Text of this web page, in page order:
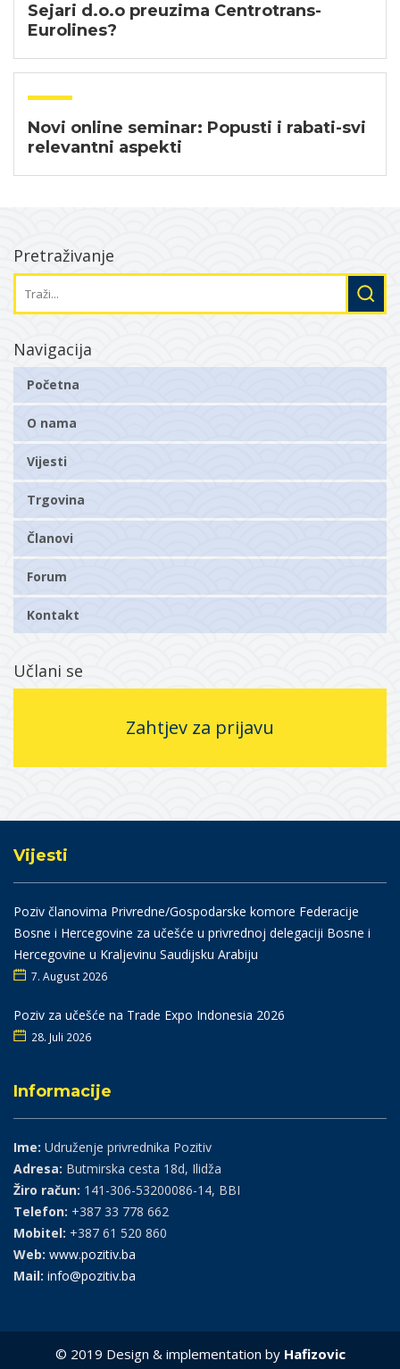
Sejari d.o.o preuzima Centrotrans-
Eurolines?
Novi online seminar: Popusti i rabati-svi
relevantni aspekti
Pretraživanje
Navigacija
Početna
O nama
Vijesti
Trgovina
Članovi
Forum
Kontakt
Učlani se
Zahtjev za prijavu
Vijesti
Poziv članovima Privredne/Gospodarske komore Federacije
Bosne i Hercegovine za učešće u privrednoj delegaciji Bosne i
Hercegovine u Kraljevinu Saudijsku Arabiju
7. August 2026
Poziv za učešće na Trade Expo Indonesia 2026
28. Juli 2026
Informacije
Ime: Udruženje privrednika Pozitiv
Adresa: Butmirska cesta 18d, Ilidža
Žiro račun: 141-306-53200086-14, BBI
Telefon: +387 33 778 662
Mobitel: +387 61 520 860
Web: www.pozitiv.ba
Mail: info@pozitiv.ba
© 2019 Design & implementation by Hafizovic